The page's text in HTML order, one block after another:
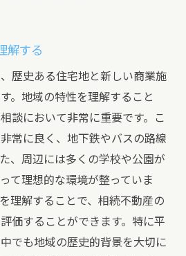
解する
歴史ある住宅地と新しい商業施
。地域の特性を理解すること
談において非常に重要です。こ
常に良く、地下鉄やバスの路線
、周辺には多くの学校や公園が
て理想的な環境が整っていま
理解することで、相続不動産の
価することができます。特に平
でも地域の歴史的背景を大切に